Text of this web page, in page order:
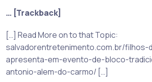
… [Trackback]
[…] Read More on to that Topic:
salvadorentretenimento.com.br/
apresenta-em-evento-de-bloco-
antonio-alem-do-carmo/ […]